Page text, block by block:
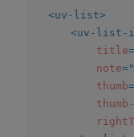
<uv-list>
<uv-list-
title=
note="
thumb=